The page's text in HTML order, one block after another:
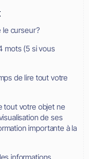
curseur ?
mots (5 si vous
de lire tout votre
tout votre objet ne
de ses
importante à la
informations